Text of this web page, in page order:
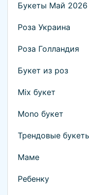
Букеты Май 2026
Роза Украина
Роза Голландия
Букет из роз
Mix букет
Mono букет
Трендовые
Маме
Ребенку